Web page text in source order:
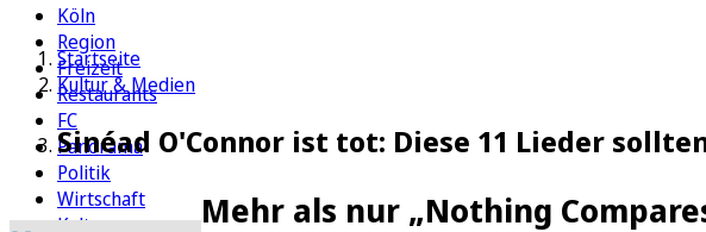
Köln
Region
Freizeit
Restaurants
FC
Panorama
Politik
Wirtschaft
Kultur
Startseite
Kultur & Medien
Sinéad O'Connor ist tot: Diese 11 Lieder
Mehr als nur „Nothing